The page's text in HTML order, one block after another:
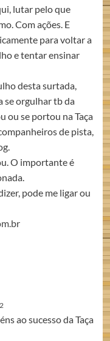
lutar pelo que
Com ações. E
para voltar a
e tentar ensinar
desta surtada,
se orgulhar tb da
ou se portou na Taça
de pista,
O importante é
pode me ligar ou
ao sucesso da Taça